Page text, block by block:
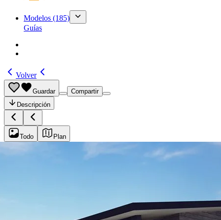
Modelos (185)
Guías
Volver
Guardar
Compartir
Descripción
Todo Plan